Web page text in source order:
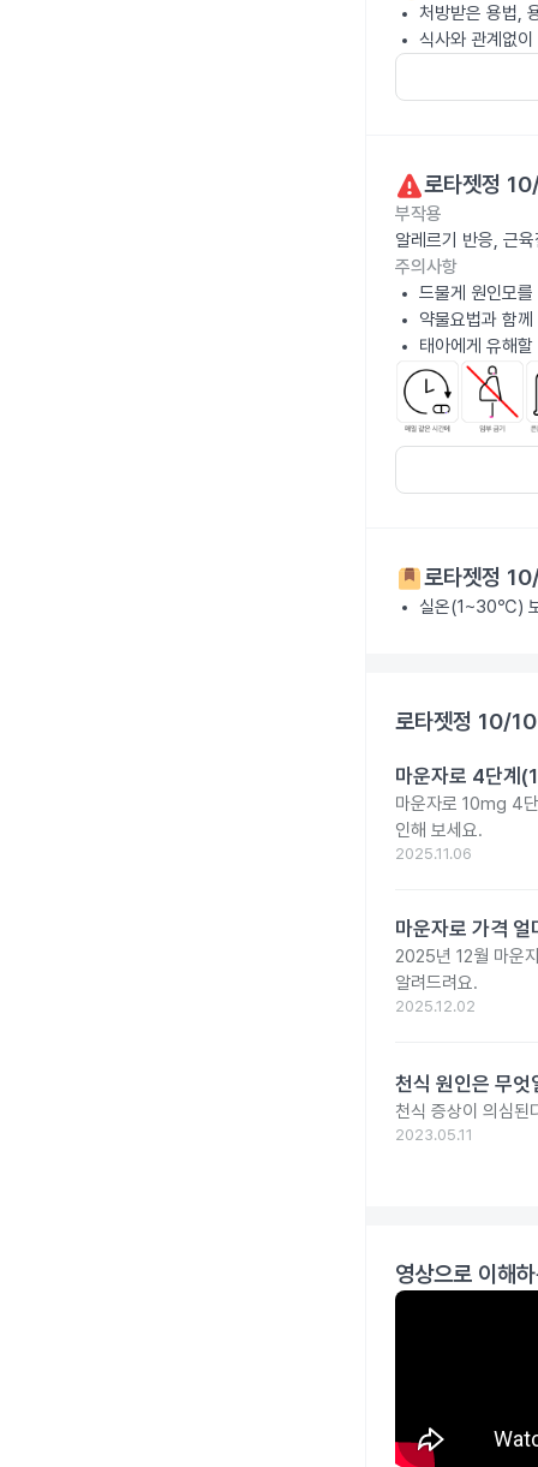
처방받은 용법,
식사와 관계없
로타젯정
부작용
알레르기 반응, 근
주의사항
드물게 원인모
약물요법과 함
태아에게 유해
로타젯정
실온(1~30℃)
로타젯정 10/
마운자로 4단계
마운자로 10mg 4
인해 보세요.
2025.11.06
마운자로 가격
2025년 12월 마운
알려드려요.
2025.12.02
천식 원인은 무
천식 증상이 의심
2023.05.11
영상으로 이해